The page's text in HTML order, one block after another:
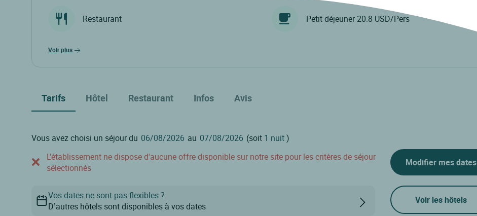
Restaurant Petit déjeuner 20.8 USD/Pers
voir plus
Tarifs Hôtel Restaurant Infos Avis
Vous avez choisi un séjour du au (soit 1 nuit)
L'établissement ne dispose d'aucune offre disponible sur notre site pour les critères de séjour
sélectionnés
Modifier mes dates
Vos dates ne sont pas flexibles ?
D’autres hôtels sont disponibles à vos dates
Voir les hôtels